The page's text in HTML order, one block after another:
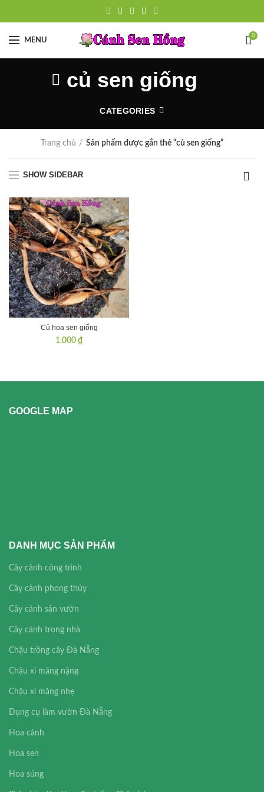
MENU
0
củ sen giống
CATEGORIES
Trang chủ Sản phẩm được gắn thẻ “củ sen giống”
SHOW SIDEBAR
Củ hoa sen giống
1.000 ₫
GOOGLE MAP
DANH MỤC SẢN PHẨM
Cây cảnh công trình
Cây cảnh phong thủy
Cây cảnh sân vườn
Cây cảnh trong nhà
Chậu trồng cây Đà Nẵng
Chậu xi măng nặng
Chậu xi măng nhẹ
Dụng cụ làm vườn Đà Nẵng
Hoa cảnh
Hoa sen
Hoa súng